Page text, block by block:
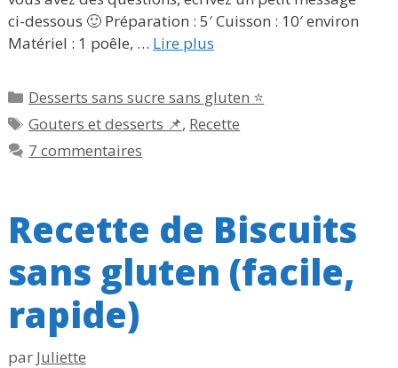
ci-dessous 🙂 Préparation : 5′ Cuisson : 10′ environ
Matériel : 1 poêle, … Lire plus
Catégories
Desserts sans sucre sans gluten ⭐
Étiquettes
Gouters et desserts 📌, Recette
7 commentaires
Recette de Biscuits
sans gluten (facile,
rapide)
par Juliette